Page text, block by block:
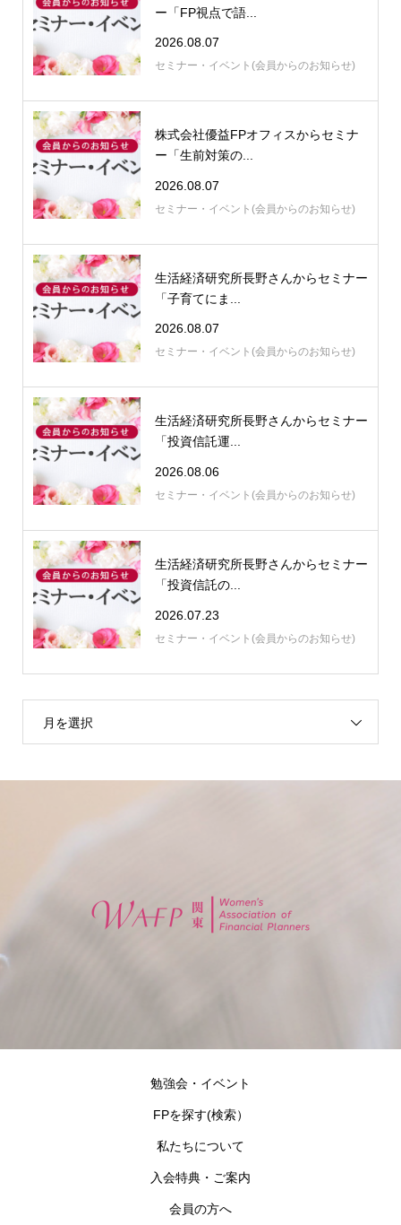
ー「FP視点で語...
2026.08.07
セミナー・イベント(会員からのお知らせ)
株式会社優益FPオフィスからセミナ
ー「生前対策の...
2026.08.07
セミナー・イベント(会員からのお知らせ)
生活経済研究所長野さんからセミナー
「子育てにま...
2026.08.07
セミナー・イベント(会員からのお知らせ)
生活経済研究所長野さんからセミナー
「投資信託運...
2026.08.06
セミナー・イベント(会員からのお知らせ)
生活経済研究所長野さんからセミナー
「投資信託の...
2026.07.23
セミナー・イベント(会員からのお知らせ)
月を選択
勉強会・イベント
FPを探す(検索）
私たちについて
入会特典・ご案内
会員の方へ